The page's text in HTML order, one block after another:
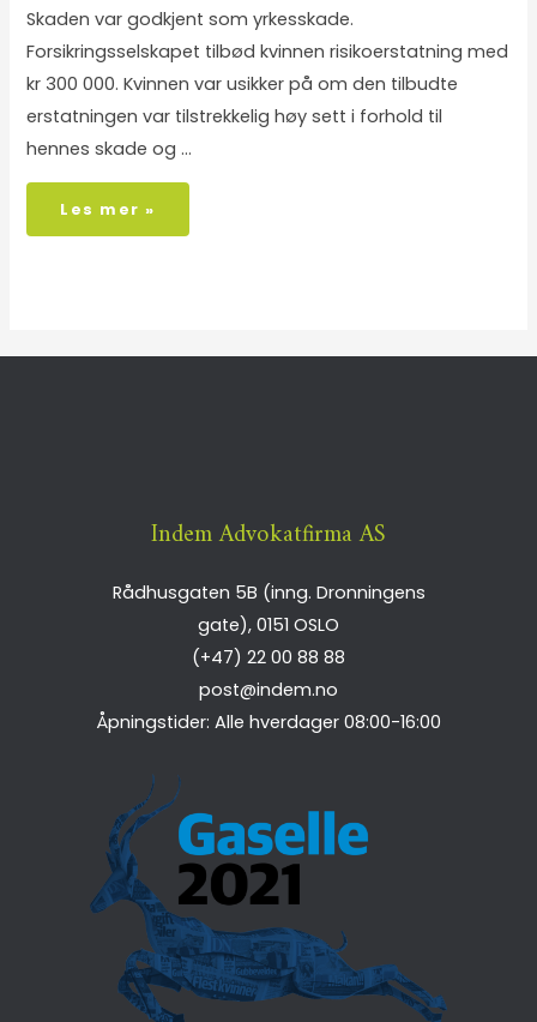
Skaden var godkjent som yrkesskade.
Forsikringsselskapet tilbød kvinnen risikoerstatning med
kr 300 000. Kvinnen var usikker på om den tilbudte
erstatningen var tilstrekkelig høy sett i forhold til
hennes skade og …
Les mer »
Indem Advokatfirma AS
Rådhusgaten 5B (inng. Dronningens
gate), 0151 OSLO
(+47) 22 00 88 88
post@indem.no
Åpningstider: Alle hverdager 08:00-16:00